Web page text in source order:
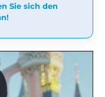
Sie sich den